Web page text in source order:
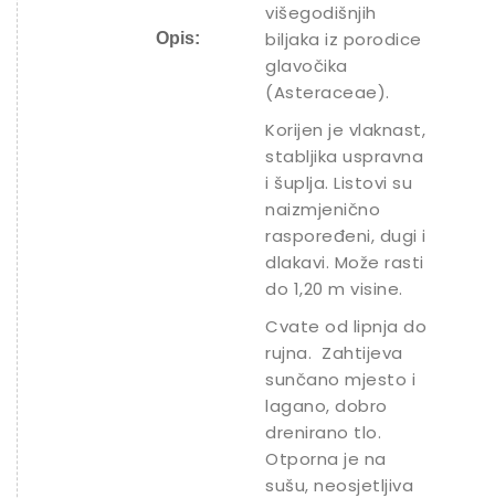
Opis:
višegodišnjih
biljaka iz porodice
glavočika
(Asteraceae).
Korijen je vlaknast,
stabljika uspravna
i šuplja. Listovi su
naizmjenično
raspoređeni, dugi i
dlakavi. Može rasti
do 1,20 m visine.
Cvate od lipnja do
rujna. Zahtijeva
sunčano mjesto i
lagano, dobro
drenirano tlo.
Otporna je na
sušu, neosjetljiva